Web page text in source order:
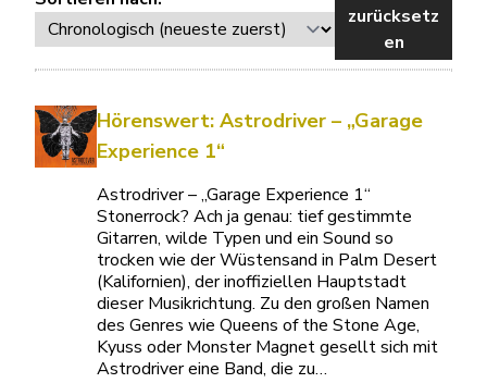
zurücksetz
en
Hörenswert: Astrodriver – „Garage
Experience 1“
Astrodriver – „Garage Experience 1“
Stonerrock? Ach ja genau: tief gestimmte
Gitarren, wilde Typen und ein Sound so
trocken wie der Wüstensand in Palm Desert
(Kalifornien), der inoffiziellen Hauptstadt
dieser Musikrichtung. Zu den großen Namen
des Genres wie Queens of the Stone Age,
Kyuss oder Monster Magnet gesellt sich mit
Astrodriver eine Band, die zu…